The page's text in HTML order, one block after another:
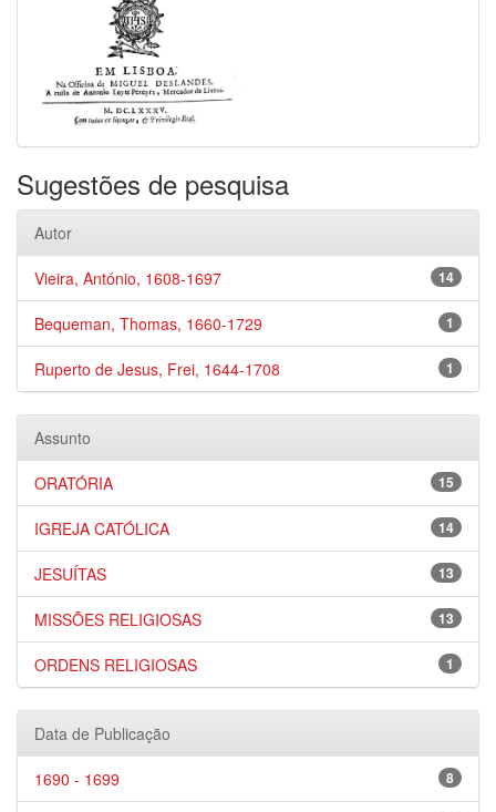
Sugestões de pesquisa
Autor
14
Vieira, António, 1608-1697
1
Bequeman, Thomas, 1660-1729
1
Ruperto de Jesus, Frei, 1644-1708
Assunto
15
ORATÓRIA
14
IGREJA CATÓLICA
13
JESUÍTAS
13
MISSÕES RELIGIOSAS
1
ORDENS RELIGIOSAS
Data de Publicação
8
1690 - 1699